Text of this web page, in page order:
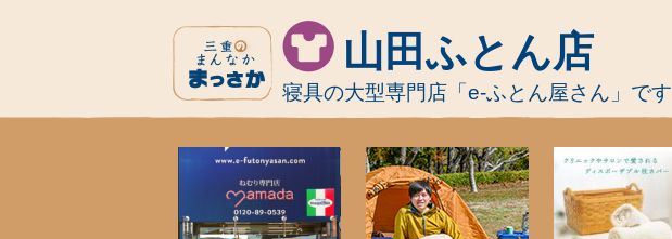
山田ふとん店
寝具の大型専門店「e-ふとん屋さん」です